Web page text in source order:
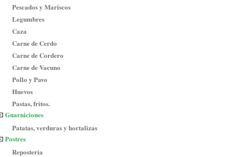
Pescados y Mariscos
Legumbres
Caza
Carne de Cerdo
Carne de Cordero
Carne de Vacuno
Pollo y Pavo
Huevos
Pastas, fritos.
Guarniciones
Patatas, verduras y hortalizas
Postres
Reposteria